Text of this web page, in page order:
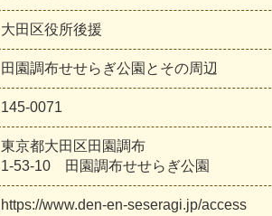
大田区役所後援
田園調布せせらぎ公園とその周辺
145-0071
東京都大田区田園調布
1-53-10 田園調布せせらぎ公園
https://www.den-en-seseragi.jp/access